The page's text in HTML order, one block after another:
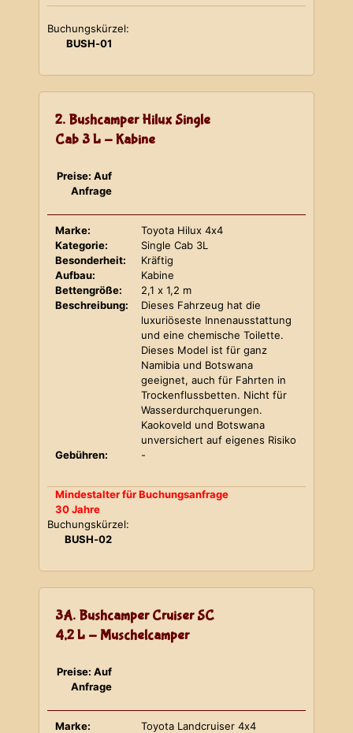
Buchungskürzel:
BUSH-01
2. Bushcamper Hilux Single
Cab 3 L - Kabine
Preise: Auf
Anfrage
Marke:
Toyota Hilux 4x4
Kategorie:
Single Cab 3L
Besonderheit:
Kräftig
Aufbau:
Kabine
Bettengröße:
2,1 x 1,2 m
Beschreibung:
Dieses Fahrzeug hat die
luxuriöseste Innenausstattung
und eine chemische Toilette.
Dieses Model ist für ganz
Namibia und Botswana
geeignet, auch für Fahrten in
Trockenflussbetten. Nicht für
Wasserdurchquerungen.
Kaokoveld und Botswana
unversichert auf eigenes Risiko
Gebühren:
-
Mindestalter für Buchungsanfrage
30 Jahre
Buchungskürzel:
BUSH-02
3A. Bushcamper Cruiser SC
4,2 L - Muschelcamper
Preise: Auf
Anfrage
Marke:
Toyota Landcruiser 4x4